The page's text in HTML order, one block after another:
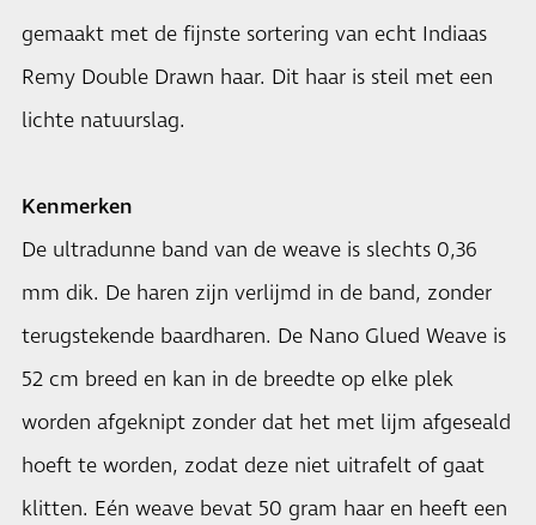
gemaakt met de fijnste sortering van echt Indiaas
Remy Double Drawn haar. Dit haar is steil met een
lichte natuurslag.
Kenmerken
De ultradunne band van de weave is slechts 0,36
mm dik. De haren zijn verlijmd in de band, zonder
terugstekende baardharen. De Nano Glued Weave is
52 cm breed en kan in de breedte op elke plek
worden afgeknipt zonder dat het met lijm afgeseald
hoeft te worden, zodat deze niet uitrafelt of gaat
klitten. Eén weave bevat 50 gram haar en heeft een